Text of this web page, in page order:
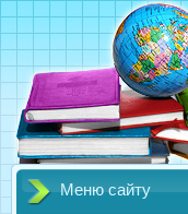
Меню сайту